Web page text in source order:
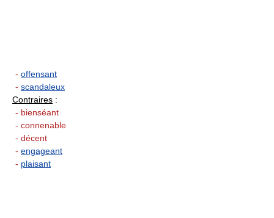
- offensant
- scandaleux
Contraires :
- bienséant
- connenable
- décent
- engageant
- plaisant